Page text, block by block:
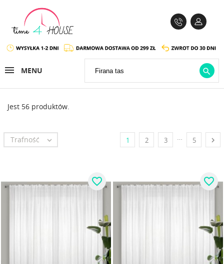
MENU 
Jest 56 produktów.
Trafność  1 2 3 … 5 
favorite_border favorite_border